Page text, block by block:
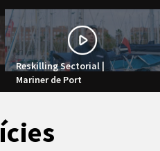
Reskilling Sectorial |
Mariner de Port